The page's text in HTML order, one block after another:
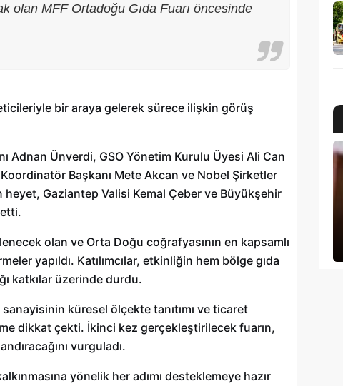
olan MFF Ortadoğu Gıda Fuarı öncesinde
bir araya gelerek sürece ilişkin görüş
Adnan Ünverdi, GSO Yönetim Kurulu Üyesi Ali Can
Başkanı Mete Akcan ve Nobel Şirketler
Gaziantep Valisi Kemal Çeber ve Büyükşehir
olan ve Orta Doğu coğrafyasının en kapsamlı
yapıldı. Katılımcılar, etkinliğin hem bölge gıda
katkılar üzerinde durdu.
küresel ölçekte tanıtımı ve ticaret
dikkat çekti. İkinci kez gerçekleştirilecek fuarın,
vurguladı.
yönelik her adımı desteklemeye hazır
Şehitkamil Belediyesi işçi alımı
18/04/2025